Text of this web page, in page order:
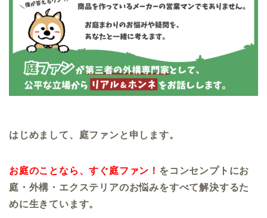
はじめまして、庭ファンと申します。
お庭のことなら、すぐ庭ファン！ をコンセンプトにお
庭・外構・エクステリアのお悩みをすべて解決するた
めに生きています。